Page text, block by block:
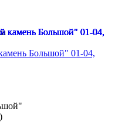
Большой" 01-04,